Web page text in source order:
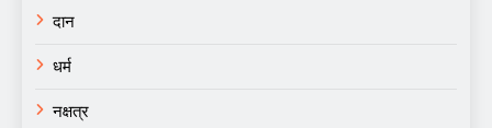
दान
धर्म
नक्षत्र